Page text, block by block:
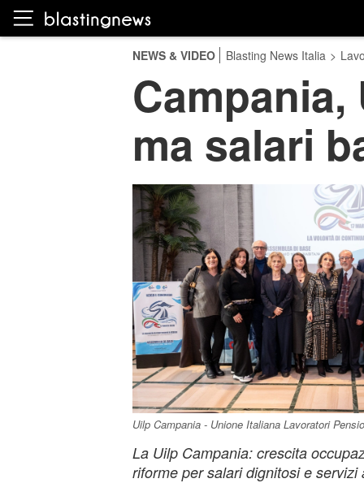
NEWS & VIDEO Blasting News Italia >
ma salari
Uilp Campania - Unione Italiana Lavoratori
La Uilp Campania: crescita
riforme per salari dignitosi e servizi